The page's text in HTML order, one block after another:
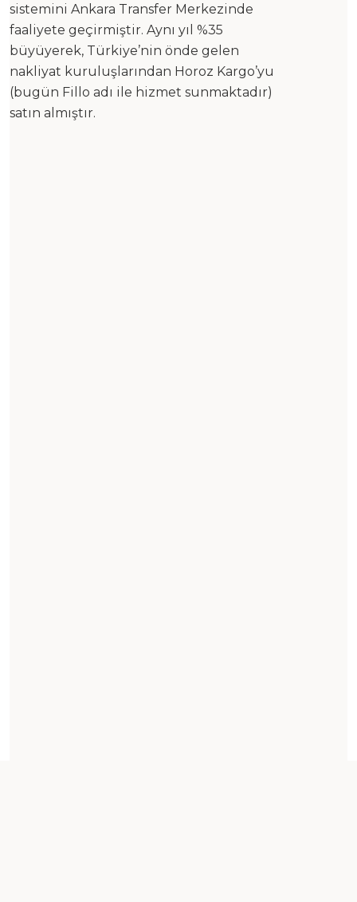
sistemini Ankara Transfer Merkezinde
faaliyete geçirmiştir. Aynı yıl %35
büyüyerek, Türkiye’nin önde gelen
nakliyat kuruluşlarından Horoz Kargo’yu
(bugün Fillo adı ile hizmet sunmaktadır)
satın almıştır.